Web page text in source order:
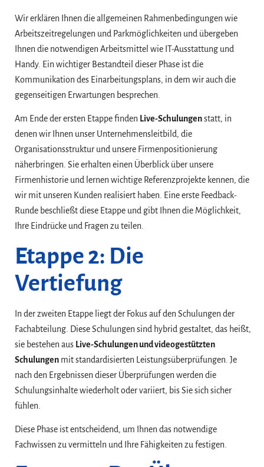
Wir erklären Ihnen die allgemeinen Rahmenbedingungen wie
Arbeitszeitregelungen und Parkmöglichkeiten und übergeben
Ihnen die notwendigen Arbeitsmittel wie IT-Ausstattung und
Handy. Ein wichtiger Bestandteil dieser Phase ist die
Kommunikation des Einarbeitungsplans, in dem wir auch die
gegenseitigen Erwartungen besprechen.
Am Ende der ersten Etappe finden Live-Schulungenstatt, in
denen wir Ihnen unser Unternehmensleitbild, die
Organisationsstruktur und unsere Firmenpositionierung
näherbringen. Sie erhalten einen Überblick über unsere
Firmenhistorie und lernen wichtige Referenzprojekte kennen, die
wir mit unseren Kunden realisiert haben. Eine erste Feedback-
Runde beschließt diese Etappe und gibt Ihnen die Möglichkeit,
Ihre Eindrücke und Fragen zu teilen.
Etappe 2: Die
Vertiefung
In der zweiten Etappe liegt der Fokus auf den Schulungen der
Fachabteilung. Diese Schulungen sind hybrid gestaltet, das heißt,
sie bestehen aus Live-Schulungen und videogestützten
Schulungen mit standardisierten Leistungsüberprüfungen. Je
nach den Ergebnissen dieser Überprüfungen werden die
Schulungsinhalte wiederholt oder variiert, bis Sie sich sicher
fühlen.
Diese Phase ist entscheidend, um Ihnen das notwendige
Fachwissen zu vermitteln und Ihre Fähigkeiten zu festigen.